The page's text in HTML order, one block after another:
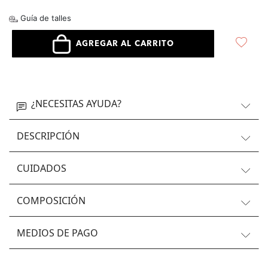
Guía de talles
AGREGAR AL CARRITO
¿NECESITAS AYUDA?
DESCRIPCIÓN
CUIDADOS
COMPOSICIÓN
MEDIOS DE PAGO